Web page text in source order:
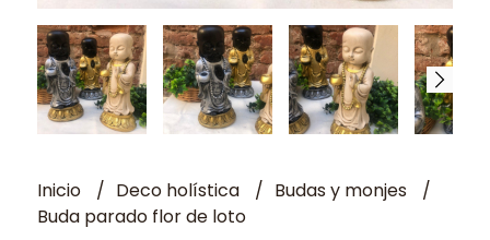
Inicio Deco holística
Budas y monjes
Buda parado flor de loto